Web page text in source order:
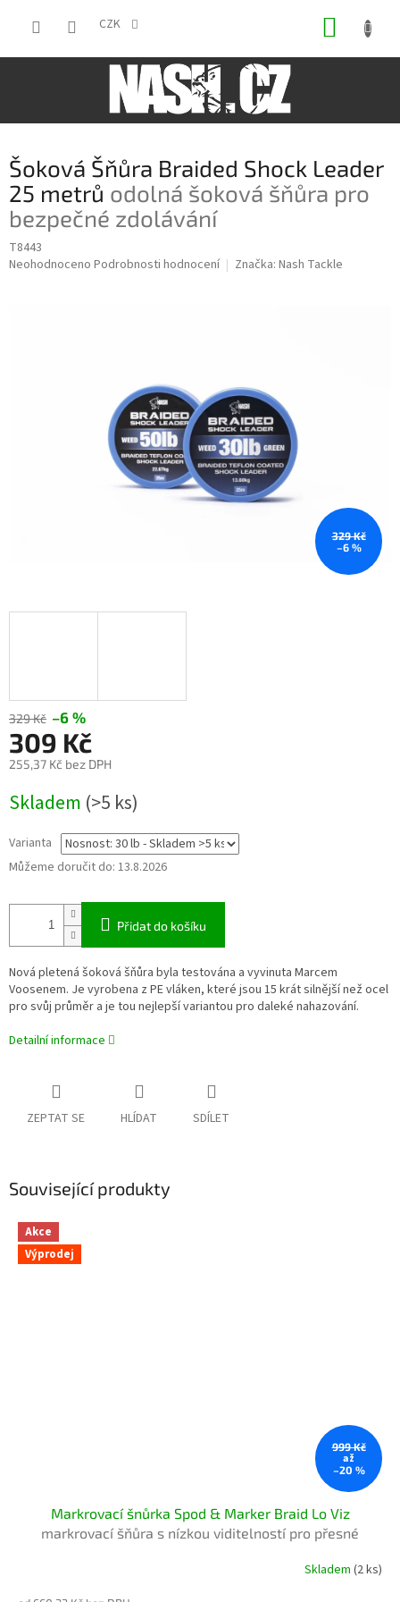
CZK
Šoková Šňůra Braided Shock Leader
25 metrů odolná šoková šňůra pro
bezpečné zdolávání
T8443
Průměrné
Neohodnoceno Podrobnosti hodnocení Značka: Nash Tackle
329 Kč
–6 %
329 Kč –6 %
309 Kč
255,37 Kč bez DPH
cena:
Skladem (>5 ks)
Varianta
Můžeme doručit do: 13.8.2026
Přidat do košíku
Nová pletená šoková šňůra byla testována a vyvinuta Marcem
Voosenem. Je vyrobena z PE vláken, které jsou 15 krát silnější než ocel
pro svůj průměr a je tou nejlepší variantou pro daleké nahazování.
Detailní informace
ZEPTAT SE HLÍDAT SDÍLET
Související produkty
Akce
Výprodej
999 Kč
až
–20 %
Markrovací šnůrka Spod & Marker Braid Lo Viz
markrovací šňůra s nízkou viditelností pro přesné
Skladem (2 ks)